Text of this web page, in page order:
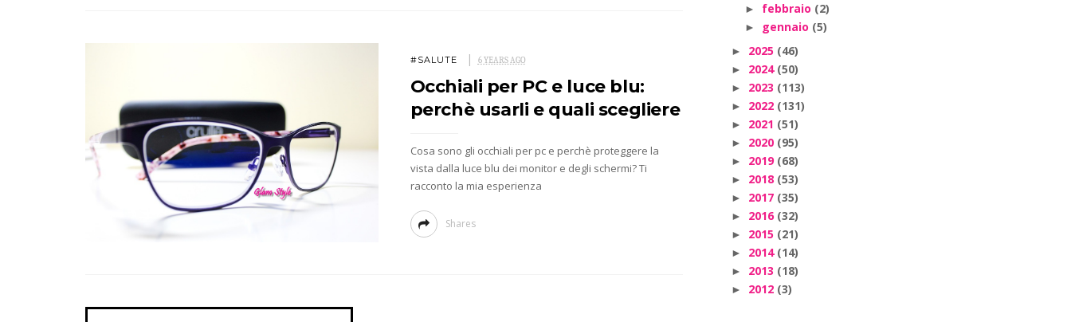
#SALUTE 6 YEARS AGO
Occhiali per PC e luce blu:
perchè usarli e quali scegliere
Cosa sono gli occhiali per pc e perchè proteggere la
vista dalla luce blu dei monitor e degli schermi? Ti
racconto la mia esperienza
Shares
► febbraio (2)
► gennaio (5)
► 2025 (46)
► 2024 (50)
► 2023 (113)
► 2022 (131)
► 2021 (51)
► 2020 (95)
► 2019 (68)
► 2018 (53)
► 2017 (35)
► 2016 (32)
► 2015 (21)
► 2014 (14)
► 2013 (18)
► 2012 (3)